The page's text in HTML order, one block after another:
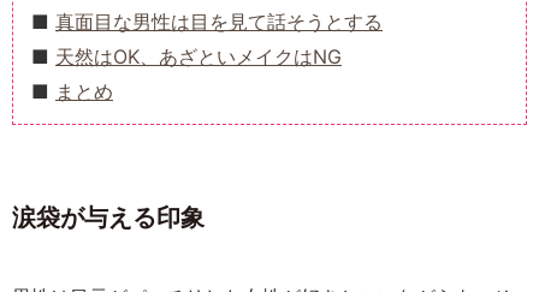
真面目な男性は目を見て話そうとする
天然はOK、あざといメイクはNG
まとめ
涙袋が与える印象